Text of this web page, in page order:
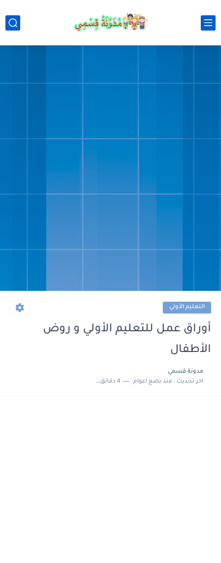
التعليم الأولي
أوراق عمل للتعليم الأولي و روض
الأطفال
مدونة قسمي
اخر تحديث :منذ بضع اعوام 4 دقائق للقراءة